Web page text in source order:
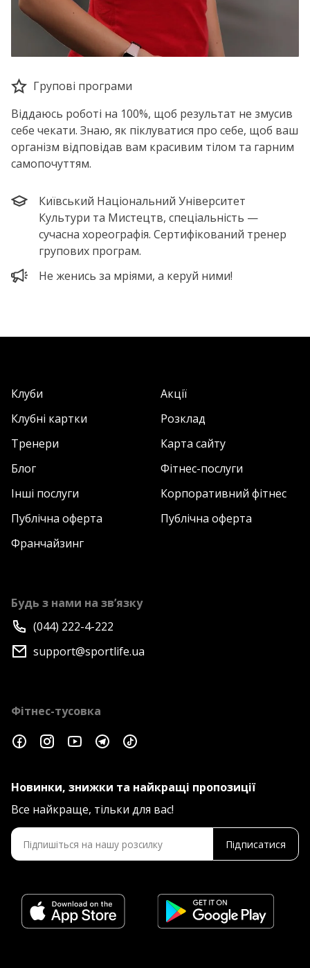
Групові програми
Віддаюсь роботі на 100%, щоб результат не змусив
себе чекати. Знаю, як піклуватися про себе, щоб ваш
організм відповідав вам красивим тілом та гарним
самопочуттям.
Київський Національний Університет
Культури та Мистецтв, спеціальність —
сучасна хореографія. Сертифікований тренер
групових програм.
Не женись за мріями, а керуй ними!
Клуби
Акції
Клубні картки
Розклад
Тренери
Карта сайту
Блог
Фітнес-послуги
Інші послуги
Корпоративний фітнес
Публічна оферта
Публічна оферта
Франчайзинг
Будь з нами на зв’язку
(044) 222-4-222
support@sportlife.ua
Фітнес-тусовка
Новинки, знижки та найкращі пропозиції
Все найкраще, тільки для вас!
Підписатися